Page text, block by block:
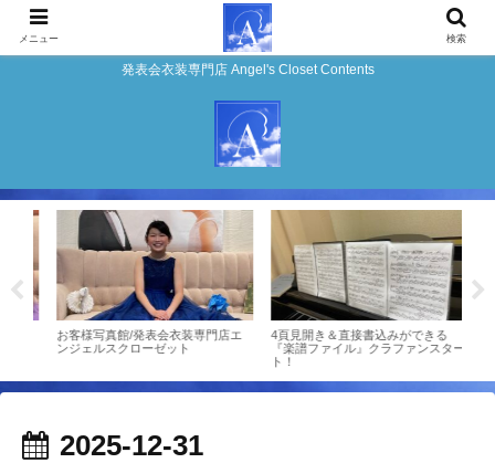
発表会衣装専門店 Angel's Closet Contents
お客様写真館/発表会衣装専門店エ
ンジェルスクローゼット
4頁見開き＆直接書込みができる
『楽譜ファイル』クラファンスター
ト！
2025-12-31
メニュー 検索